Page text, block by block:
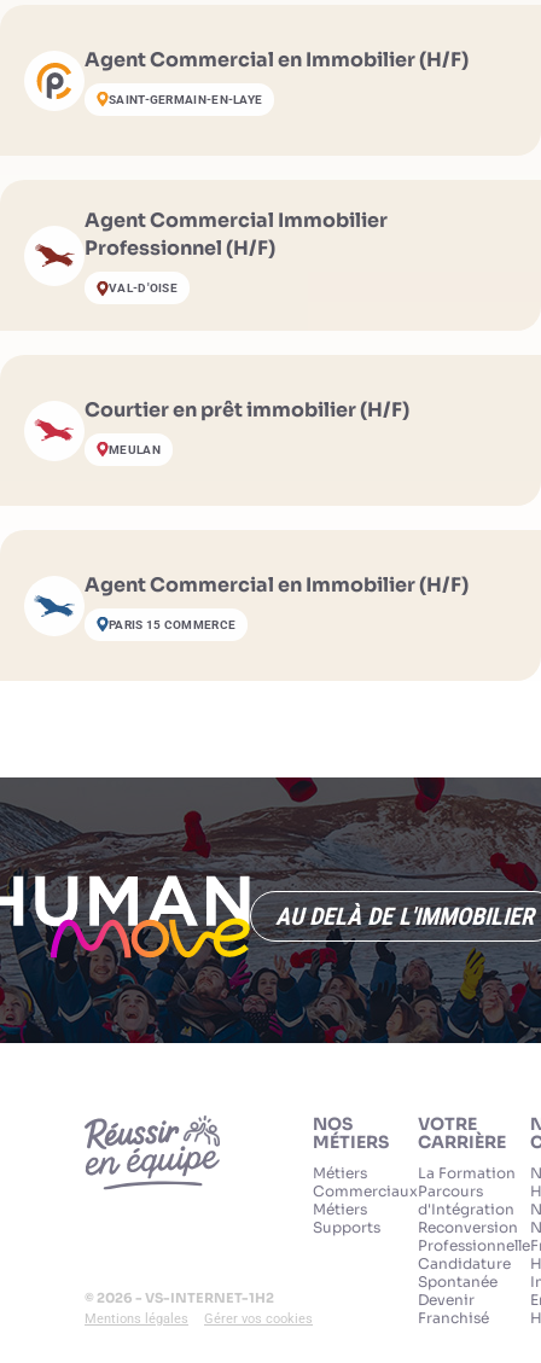
Agent Commercial en Immobilier (H/F)
SAINT-GERMAIN-EN-LAYE
Agent Commercial Immobilier
Professionnel (H/F)
VAL-D'OISE
Courtier en prêt immobilier (H/F)
MEULAN
Agent Commercial en Immobilier (H/F)
PARIS 15 COMMERCE
AU DELÀ DE L'IMMOBILIER
© 2026 - VS-INTERNET-1H2
Mentions légales Gérer vos cookies
NOS
MÉTIERS
Métiers
Commerciaux
Métiers
Supports
VOTRE
CARRIÈRE
La Formation
Parcours
d'Intégration
Reconversion
Professionnelle
Candidature
Spontanée
Devenir
Franchisé